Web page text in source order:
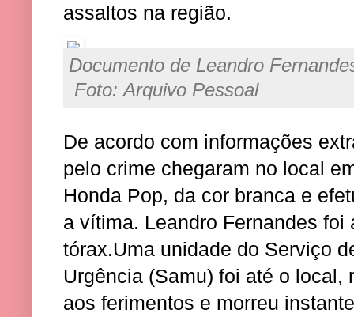
assaltos na região.
Documento de Leandro
Foto: Arquivo Pessoal
De acordo com informações
pelo crime chegaram no local
Honda Pop, da cor branca e
a vítima. Leandro Fernandes foi
tórax.Uma unidade do Serviço
Urgência (Samu) foi até o local,
aos ferimentos e morreu